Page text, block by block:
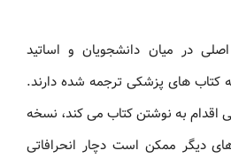
در میان دانشجویان و اساتید
کتاب های پزشکی ترجمه شده دارند.
اقدام به نوشتن کتاب می کند، نسخه
دیگر ممکن است دچار انحرافاتی